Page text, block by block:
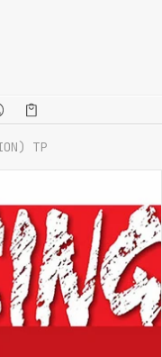
Καλάθι
0 προϊόντα
TP